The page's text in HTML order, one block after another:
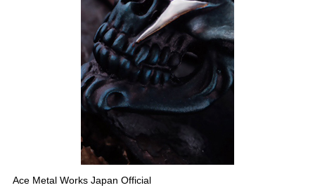
Ace Metal Works Japan Official